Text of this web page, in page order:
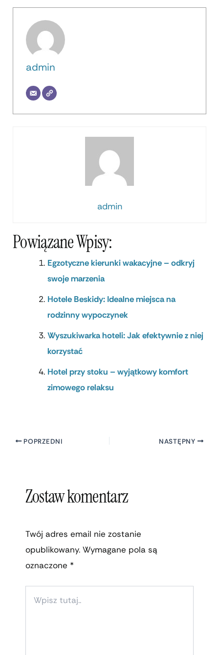
admin
admin
Powiązane Wpisy:
Egzotyczne kierunki wakacyjne – odkryj
swoje marzenia
Hotele Beskidy: Idealne miejsca na
rodzinny wypoczynek
Wyszukiwarka hoteli: Jak efektywnie z niej
korzystać
Hotel przy stoku – wyjątkowy komfort
zimowego relaksu
POPRZEDNI NASTĘPNY
Zostaw komentarz
Twój adres email nie zostanie
opublikowany. Wymagane pola są
oznaczone *
TUTAJ..